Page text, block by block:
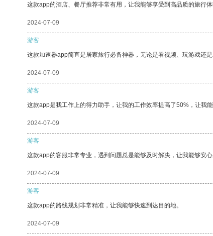
这款app的酒店、餐厅推荐非常有用，让我能够享受到高品质的旅行体
2024-07-09
游客
这款加速器app简直是居家旅行必备神器，无论是看视频、玩游戏还
2024-07-09
游客
这款app是我工作上的得力助手，让我的工作效率提高了50%，让我能
2024-07-09
游客
这款app的客服非常专业，遇到问题总是能够及时解决，让我能够安心
2024-07-09
游客
这款app的路线规划非常精准，让我能够快速到达目的地。
2024-07-09